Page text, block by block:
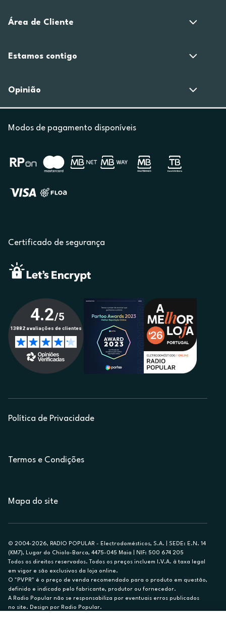
Área de Cliente
Estamos contigo
Opinião
Modos de pagamento disponíveis
Certificado de segurança
Política de Privacidade
Termos e Condições
Mapa do site
© 2004-2026, RADIO POPULAR - Electrodomésticos, S.A. | SEDE: E.N. 14
(KM7), Lugar do Chiolo-Barca, 4475-045 Maia | NIF: 500 674 205
Todos os direitos reservados. Todos os preços incluem I.V.A. à taxa legal
em vigor e são exclusivos da loja online.
O "PVPR" é o preço de venda recomendado para o produto em questão,
definido e indicado pelo fabricante, produtor ou fornecedor.
A Radio Popular não se responsabiliza por eventuais erros publicados
no site. Design por Radio Popular.